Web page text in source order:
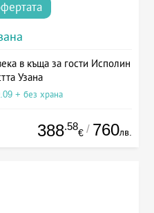
в къща за гости Исполин
Узана
+ без храна
388.58
€ / 760лв.